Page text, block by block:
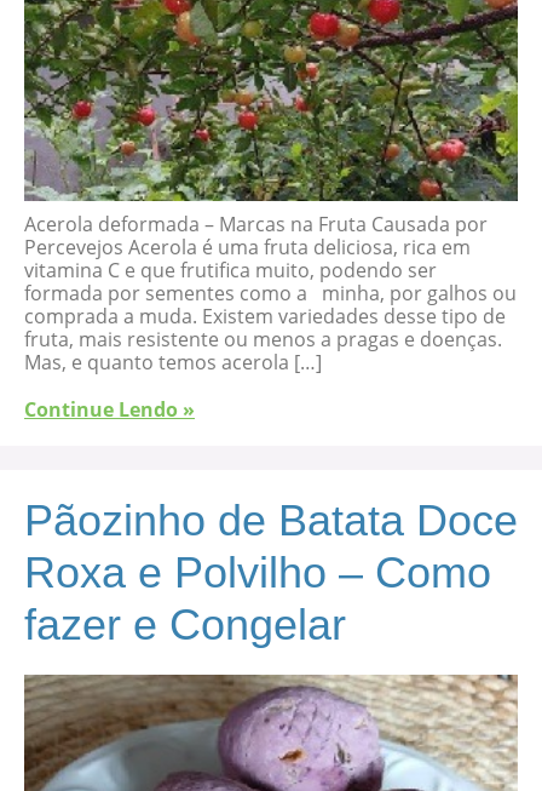
Acerola deformada – Marcas na Fruta Causada por
Percevejos Acerola é uma fruta deliciosa, rica em
vitamina C e que frutifica muito, podendo ser
formada por sementes como a minha, por galhos ou
comprada a muda. Existem variedades desse tipo de
fruta, mais resistente ou menos a pragas e doenças.
Mas, e quanto temos acerola […]
Continue Lendo »
Pãozinho de Batata Doce
Roxa e Polvilho – Como
fazer e Congelar